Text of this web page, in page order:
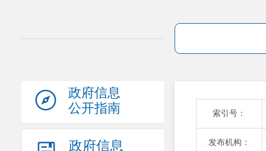
政府信息
公开指南
政府信息
索引号：
发布机构：